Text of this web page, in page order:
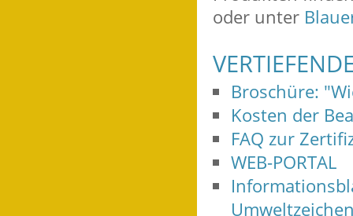
oder unter
Broschüre:
Kosten der
FAQ zur
WEB-PORTAL